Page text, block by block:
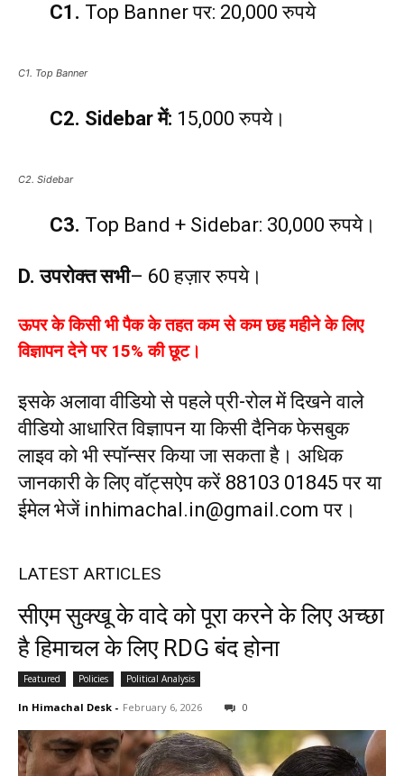
C1. Top Banner पर: 20,000 रुपये
C1. Top Banner
C2. Sidebar में: 15,000 रुपये।
C2. Sidebar
C3. Top Band + Sidebar: 30,000 रुपये।
D. उपरोक्त सभी– 60 हज़ार रुपये।
ऊपर के किसी भी पैक के तहत कम से कम छह महीने के लिए
विज्ञापन देने पर 15% की छूट।
इसके अलावा वीडियो से पहले प्री-रोल में दिखने वाले
वीडियो आधारित विज्ञापन या किसी दैनिक फेसबुक
लाइव को भी स्पॉन्सर किया जा सकता है। अधिक
जानकारी के लिए वॉट्सऐप करें 88103 01845 पर या
ईमेल भेजें inhimachal.in@gmail.com पर।
LATEST ARTICLES
सीएम सुक्खू के वादे को पूरा करने के लिए अच्छा
है हिमाचल के लिए RDG बंद होना
Featured Policies Political Analysis
In Himachal Desk - February 6, 2026 0